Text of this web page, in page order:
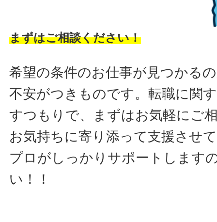
まずはご相談ください！
希望の条件のお仕事が見つかる
不安がつきものです。転職に関
すつもりで、まずはお気軽にご
お気持ちに寄り添って支援させ
プロがしっかりサポートします
い！！